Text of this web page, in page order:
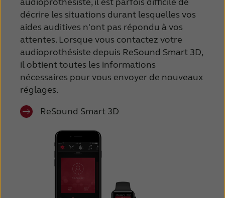
décrire les situations durant lesquelles vos
aides auditives n'ont pas répondu à vos
attentes. Lorsque vous contactez votre
audioprothésiste depuis ReSound Smart 3D,
il obtient toutes les informations
nécessaires pour vous envoyer de nouveaux
réglages.
ReSound Smart 3D